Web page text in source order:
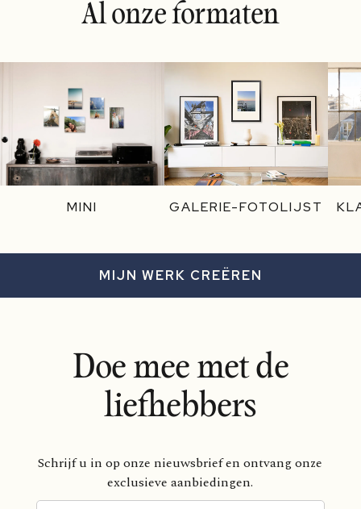
Al onze formaten
MINI GALERIE-FOTOLIJST
MIJN WERK CREËREN
Doe mee met de
liefhebbers
Schrijf u in op onze nieuwsbrief en ontvang onze
exclusieve aanbiedingen.